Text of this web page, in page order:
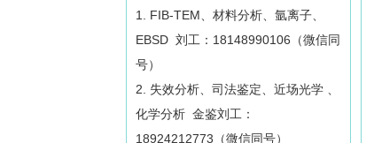
1. FIB-TEM、材料分析、氩离子、
EBSD 刘工：18148990106（微信同
号）
2. 失效分析、司法鉴定、近场光学 、
化学分析 金鉴刘工：
18924212773（微信同号）